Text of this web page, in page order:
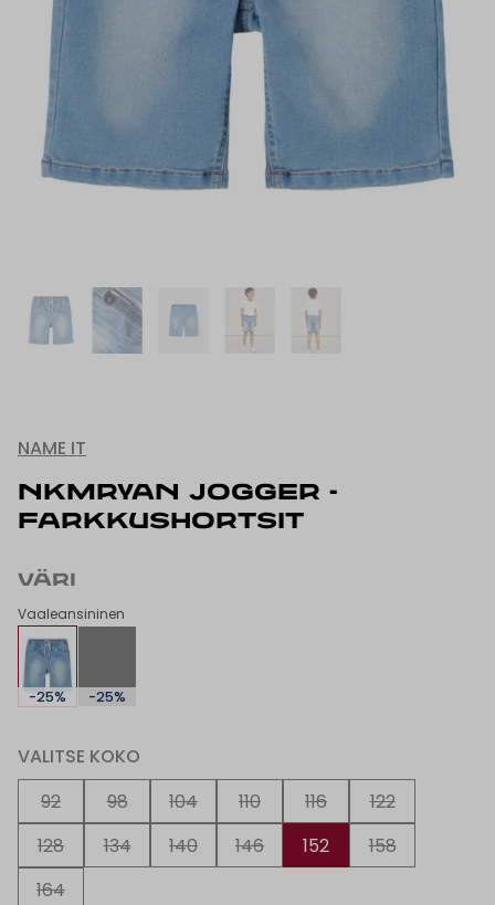
NAME IT
NKMRYAN JOGGER -
FARKKUSHORTSIT
VÄRI
Vaaleansininen
-25% -25%
VALITSE KOKO
92
98 104 110 116
122
128
134 140 146 152
158
164